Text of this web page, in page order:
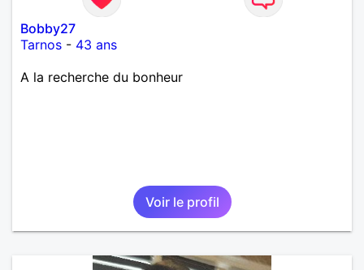
Bobby27
Tarnos - 43 ans
A la recherche du bonheur
Voir le profil